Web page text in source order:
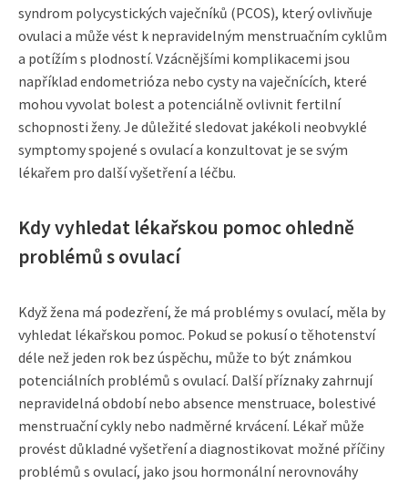
syndrom polycystických vaječníků (PCOS), který ovlivňuje
ovulaci a může vést k nepravidelným menstruačním cyklům
a potížím s plodností. Vzácnějšími komplikacemi jsou
například endometrióza nebo cysty na vaječnících, které
mohou vyvolat bolest a potenciálně ovlivnit fertilní
schopnosti ženy. Je důležité sledovat jakékoli neobvyklé
symptomy spojené s ovulací a konzultovat je se svým
lékařem pro další vyšetření a léčbu.
Kdy vyhledat lékařskou pomoc ohledně
problémů s ovulací
Když žena má podezření, že má problémy s ovulací, měla by
vyhledat lékařskou pomoc. Pokud se pokusí o těhotenství
déle než jeden rok bez úspěchu, může to být známkou
potenciálních problémů s ovulací. Další příznaky zahrnují
nepravidelná období nebo absence menstruace, bolestivé
menstruační cykly nebo nadměrné krvácení. Lékař může
provést důkladné vyšetření a diagnostikovat možné příčiny
problémů s ovulací, jako jsou hormonální nerovnováhy